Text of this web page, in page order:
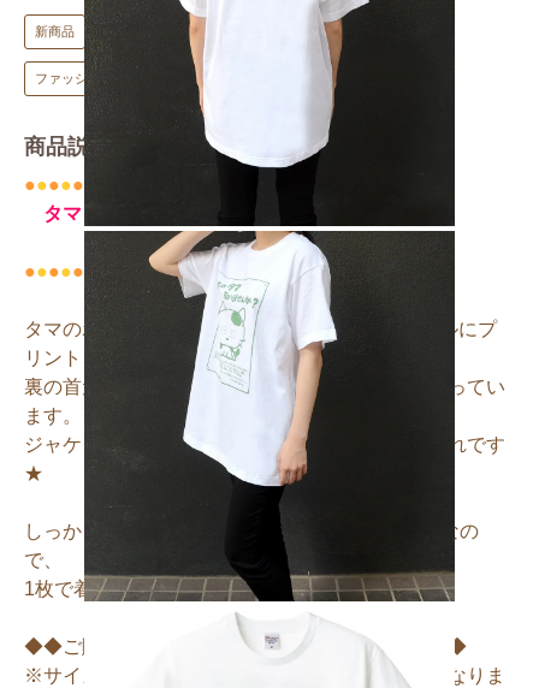
新商品 ★公式オンラインショップ限定 ファッション
ファッション Tシャツ
商品説明
●●●●●
タマ＆フレンズ公式オンラインショップ
オリジナルグッズ♪
●●●●● ● ● ● ●●●● ● ● ●
タマのポスターイラストがグリーン1色でシンプルにプ
リントされたTシャツ。
裏の首元にはグレーカラーのロゴがさりげなく入ってい
ます。
ジャケットのインナーにサラッと着るのもおしゃれです
★
しっかりとした生地で適度に厚みがあるTシャツなの
で、
1枚で着ても様になりますよ♪
◆◆ご購入前のサイズ選択にご注意ください。◆◆
※サイズ変更による交換は、送料がお客様負担となりま